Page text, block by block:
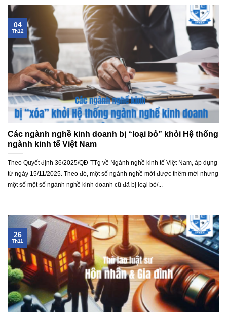
Các ngành nghề kinh doanh bị “loại bỏ” khỏi Hệ thống
ngành kinh tế Việt Nam
Theo Quyết định 36/2025/QĐ-TTg về Ngành nghề kinh tế Việt Nam, áp dụng
từ ngày 15/11/2025. Theo đó, một số ngành nghề mới được thêm mới nhưng
một số một số ngành nghề kinh doanh cũ đã bị loại bỏ/...
04
Th12
26
Th11